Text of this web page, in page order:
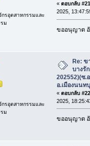
กรอุตสาหกรรมและ
ม
« ตอบกลับ
2025,
ขออนุญาต
กรอุตสาหกรรมและ
ม
Re: ข
บางรั
202552)(ซ.
อ.เมืองนนท
« ตอบกลับ
2025,
ขออนุญาต